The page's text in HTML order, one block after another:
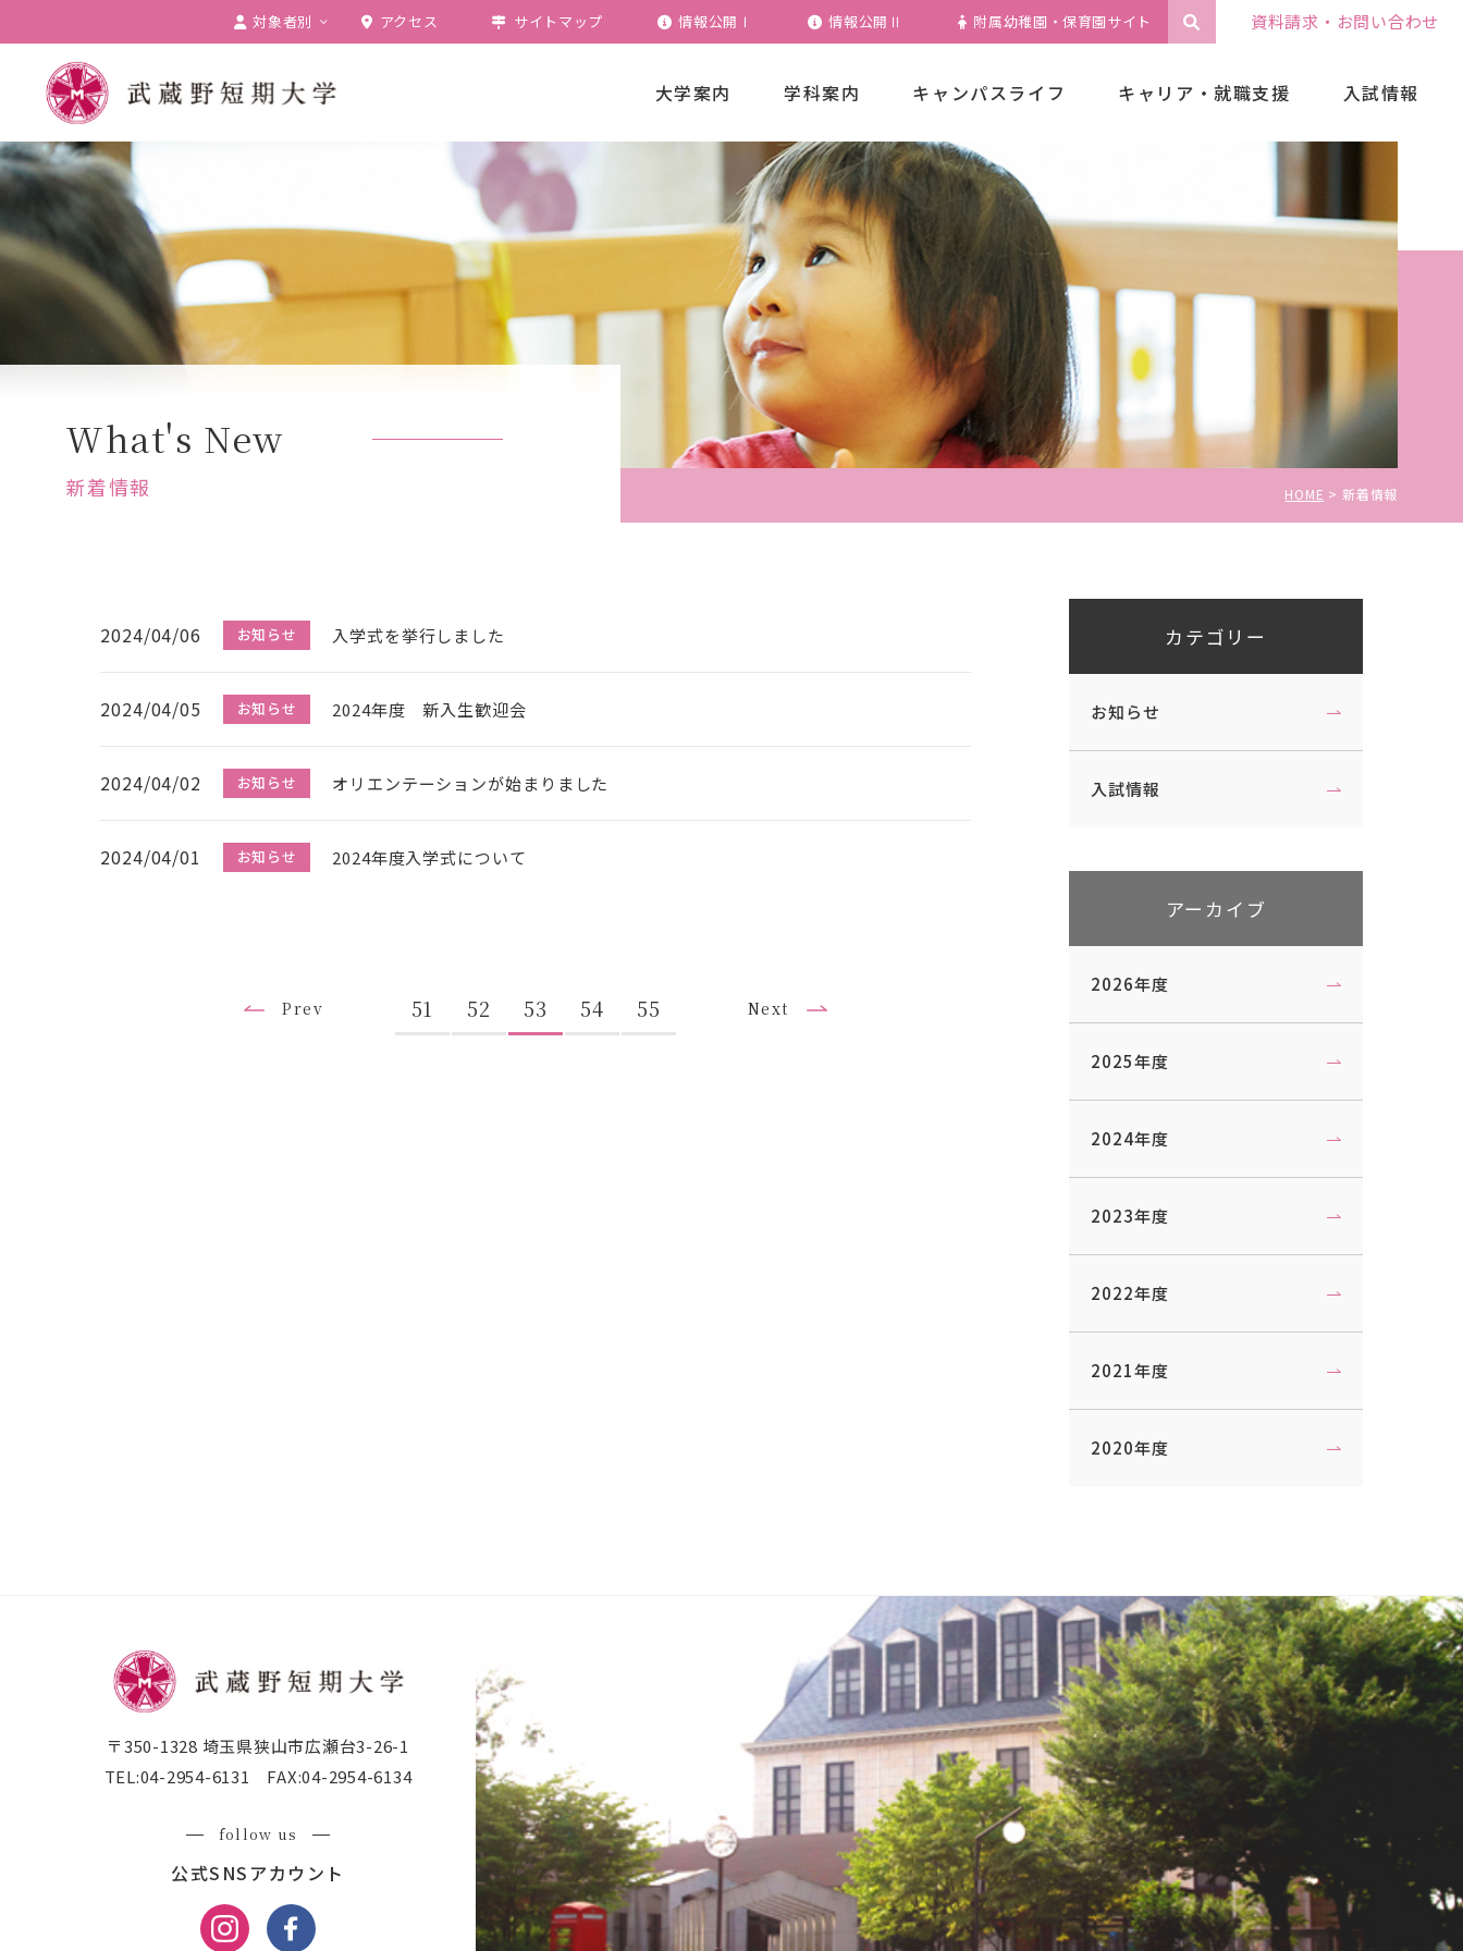
大学案内
公開講座
子ども大学
学科案内
学生便覧
キャンパスライフ キャリア・就職支援 入試情報
選抜日程一覧
総合型選抜
学校推薦型選抜
受験上および修学上の配慮を希望す
る受験について
受験の振替措置について
早期合格者の特待生チャレンジ試験
入試相談室（よくある質問）
対象者別
受験生の方
一般の方
資料請求・お問い合わせ
アクセス サイトマップ 情報公開Ⅰ 情報公開Ⅱ 附属幼稚園・保育園サイト
What's New
新着情報 HOME 新着情報
2024/04/06 お知らせ 入学式を挙行しました
2024/04/05 お知らせ 2024年度 新入生歓迎会
2024/04/02 お知らせ オリエンテーションが始まりました
2024/04/01 お知らせ 2024年度入学式について
Prev 51 52 53 54 55 Next
カテゴリー
お知らせ
入試情報
アーカイブ
2026年度
2025年度
2024年度
2023年度
2022年度
2021年度
2020年度
〒350-1328 埼玉県狭山市広瀬台3-26-1
TEL:04-2954-6131 FAX:04-2954-6134
follow us
公式SNSアカウント